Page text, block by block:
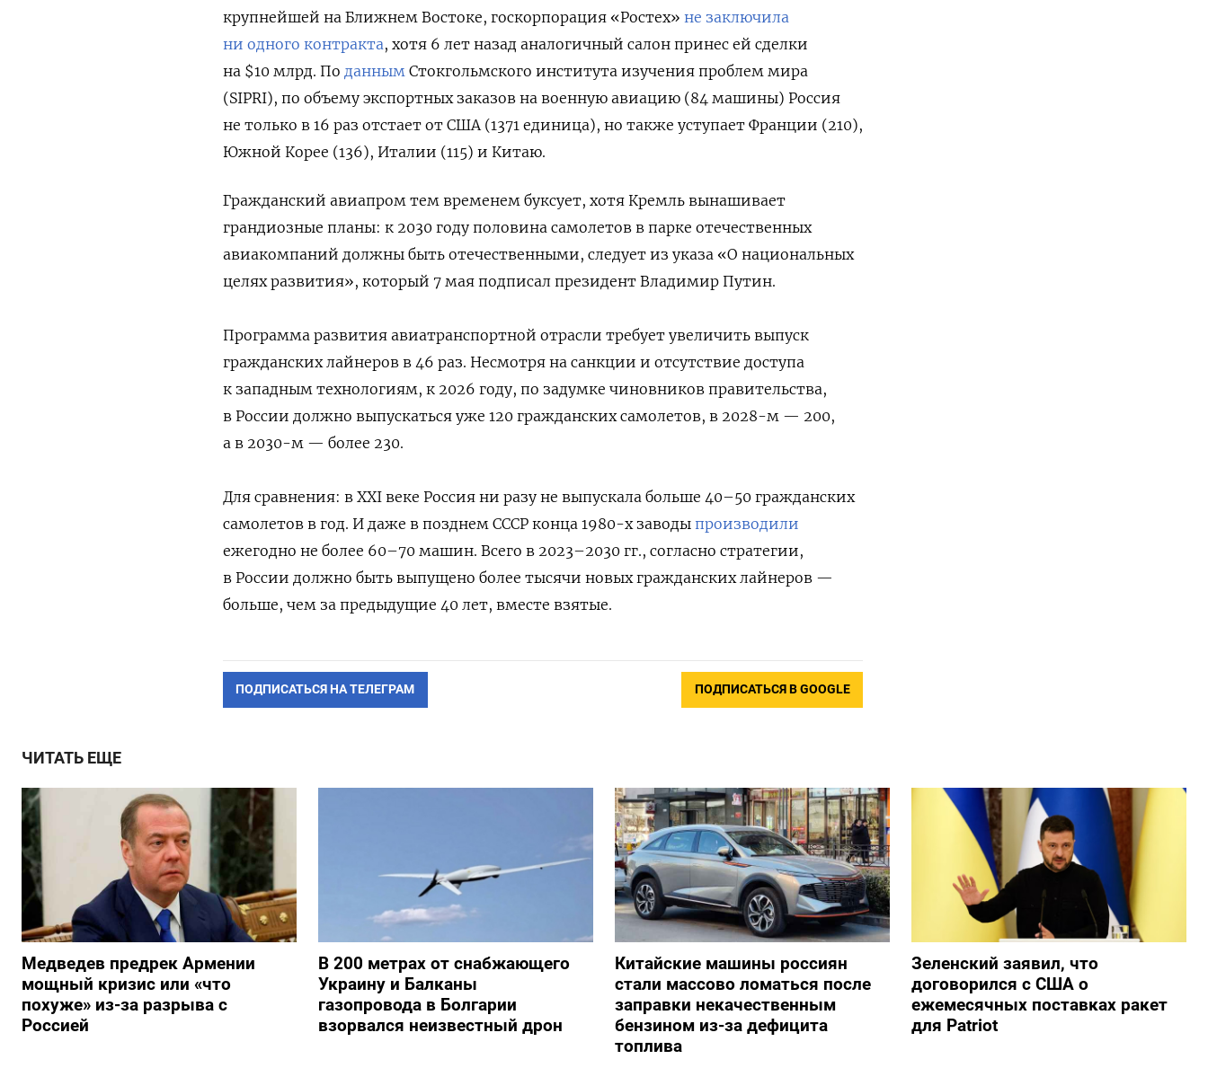
крупнейшей на Ближнем Востоке, госкорпорация «Ростех» не заключила
ни одного контракта, хотя 6 лет назад аналогичный салон принес ей сделки
на $10 млрд. По данным Стокгольмского института изучения проблем мира
(SIPRI), по объему экспортных заказов на военную авиацию (84 машины) Россия
не только в 16 раз отстает от США (1371 единица), но также уступает Франции (210),
Южной Корее (136), Италии (115) и Китаю.
Гражданский авиапром тем временем буксует, хотя Кремль вынашивает
грандиозные планы: к 2030 году половина самолетов в парке отечественных
авиакомпаний должны быть отечественными, следует из указа «О национальных
целях развития», который 7 мая подписал президент Владимир Путин.
Программа развития авиатранспортной отрасли требует увеличить выпуск
гражданских лайнеров в 46 раз. Несмотря на санкции и отсутствие доступа
к западным технологиям, к 2026 году, по задумке чиновников правительства,
в России должно выпускаться уже 120 гражданских самолетов, в 2028-м — 200,
а в 2030-м — более 230.
Для сравнения: в XXI веке Россия ни разу не выпускала больше 40–50 гражданских
самолетов в год. И даже в позднем СССР конца 1980-х заводы производили
ежегодно не более 60–70 машин. Всего в 2023–2030 гг., согласно стратегии,
в России должно быть выпущено более тысячи новых гражданских лайнеров —
больше, чем за предыдущие 40 лет, вместе взятые.
ПОДПИСАТЬСЯ НА ТЕЛЕГРАМ ПОДПИСАТЬСЯ В GOOGLE
ЧИТАТЬ ЕЩЕ
Медведев предрек Армении
мощный кризис или «что
похуже» из-за разрыва с
Россией
В 200 метрах от снабжающего
Украину и Балканы
газопровода в Болгарии
взорвался неизвестный дрон
Китайские машины россиян
стали массово ломаться после
заправки некачественным
бензином из-за дефицита
топлива
Зеленский заявил, что
договорился с США о
ежемесячных поставках ракет
для Patriot